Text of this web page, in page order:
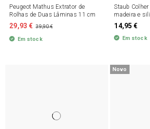
Peugeot Mathus Extrator de
Rolhas de Duas Lâminas 11 cm
29,93 € 39,90 €
Em stock
Staub
madeira e
14,95 €
Em stock
Novo